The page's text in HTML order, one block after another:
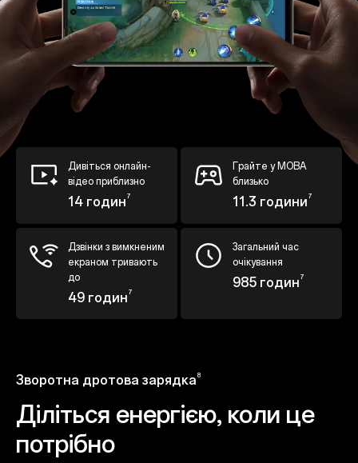
Дивіться онлайн-
відео приблизно
14 годин 7
Грайте у MOBA
близько
11.3 години 7
Дзвінки з вимкненим
екраном тривають
до
49 годин 7
Загальний час
очікування
985 годин 7
Зворотна дротова зарядка 8
Діліться енергією, коли це
потрібно